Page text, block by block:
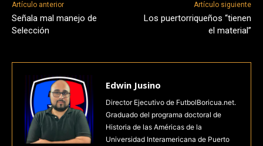
Artículo anterior
Señala mal manejo de
Selección
Artículo siguiente
Los puertorriqueños “tienen
el material”
Edwin Jusino
Director Ejecutivo de FutbolBoricua.net.
Graduado del programa doctoral de
Historia de las Américas de la
Universidad Interamericana de Puerto